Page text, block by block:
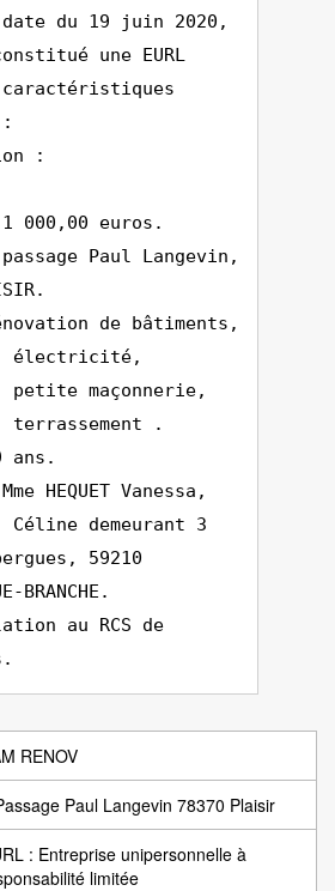
du 19 juin 2020,
une EURL
:
000,00 euros.
Paul Langevin,
de bâtiments,
électricité,
petite maçonnerie,
.
ans.
HEQUET Vanessa,
demeurant 3
59210
BRANCHE.
au RCS de
RENOV
Paul Langevin 78370 Plaisir
: Entreprise unipersonnelle à
limitée